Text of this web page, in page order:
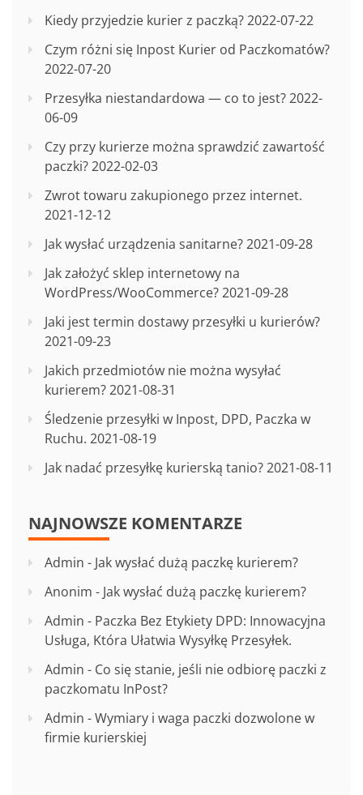
Kiedy przyjedzie kurier z paczką?2022-07-22
Czym różni się Inpost Kurier od Paczkomatów?
2022-07-20
Przesyłka niestandardowa — co to jest?2022-
06-09
Czy przy kurierze można sprawdzić zawartość
paczki?2022-02-03
Zwrot towaru zakupionego przez internet.
2021-12-12
Jak wysłać urządzenia sanitarne?2021-09-28
Jak założyć sklep internetowy na
WordPress/WooCommerce?2021-09-28
Jaki jest termin dostawy przesyłki u kurierów?
2021-09-23
Jakich przedmiotów nie można wysyłać
kurierem?2021-08-31
Śledzenie przesyłki w Inpost, DPD, Paczka w
Ruchu. 2021-08-19
Jak nadać przesyłkę kurierską tanio?2021-08-11
NAJNOWSZE KOMENTARZE
Admin - Jak wysłać dużą paczkę kurierem?
Anonim - Jak wysłać dużą paczkę kurierem?
Admin - Paczka Bez Etykiety DPD: Innowacyjna
Usługa, Która Ułatwia Wysyłkę Przesyłek.
Admin - Co się stanie, jeśli nie odbiorę paczki z
paczkomatu InPost?
Admin -Wymiary i waga paczki dozwolone w
firmie kurierskiej